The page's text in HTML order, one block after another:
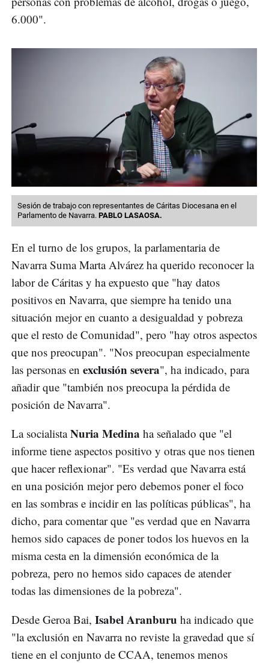
6.000".
Sesión de trabajo con representantes de Cáritas Diocesana en el
Parlamento de Navarra. PABLO LASAOSA.
En el turno de los grupos, la parlamentaria de
Navarra Suma Marta Alvárez ha querido reconocer la
labor de Cáritas y ha expuesto que "hay datos
positivos en Navarra, que siempre ha tenido una
situación mejor en cuanto a desigualdad y pobreza
que el resto de Comunidad", pero "hay otros aspectos
que nos preocupan". "Nos preocupan especialmente
las personas en exclusión severa", ha indicado, para
añadir que "también nos preocupa la pérdida de
posición de Navarra".
La socialistaNuria Medina ha señalado que "el
informe tiene aspectos positivo y otras que nos tienen
que hacer reflexionar". "Es verdad que Navarra está
en una posición mejor pero debemos poner el foco
en las sombras e incidir en las políticas públicas", ha
dicho, para comentar que "es verdad que en Navarra
hemos sido capaces de poner todos los huevos en la
misma cesta en la dimensión económica de la
pobreza, pero no hemos sido capaces de atender
todas las dimensiones de la pobreza".
Desde Geroa Bai, Isabel Aranburu ha indicado que
"la exclusión en Navarra no reviste la gravedad que sí
tiene en el conjunto de CCAA, tenemos menos